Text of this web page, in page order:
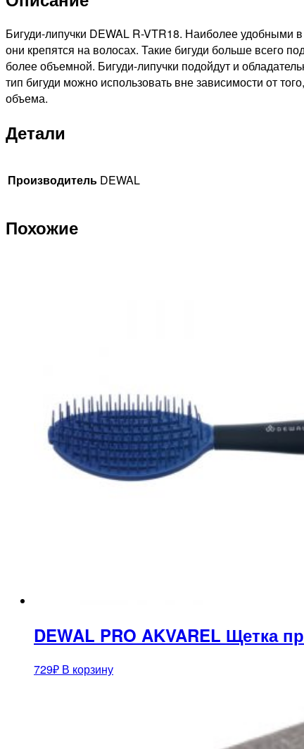
Бигуди-липучки DEWAL R-VTR18. Наиболее удобными
они крепятся на волосах. Такие бигуди больше всего
более объемной. Бигуди-липучки подойдут и
тип бигуди можно использовать вне зависимости от
объема.
Детали
Производитель DEWAL
Похожие
DEWAL PRO AKVAREL
729₽ В корзину